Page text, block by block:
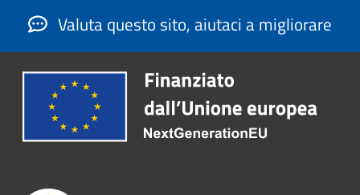
Valuta questo sito, aiutaci a migliorare